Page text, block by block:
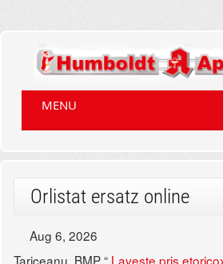
MENU
Orlistat ersatz online
Aug 6, 2026
Tariceanu, BMP “ Laveste pris